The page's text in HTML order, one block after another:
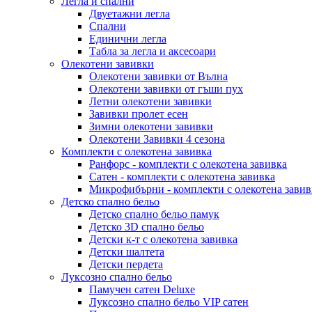
Двуетажни легла
Спални
Единични легла
Табла за легла и аксесоари
Олекотени завивки
Олекотени завивки от Вълна
Олекотени завивки от гъши пух
Летни олекотени завивки
Завивки пролет есен
Зимни олекотени завивки
Олекотени Завивки 4 сезона
Комплекти с олекотена завивка
Ранфорс - комплекти с олекотена завивка
Сатен - комплекти с олекотена завивка
Микрофибърни - комплекти с олекотена
Детско спално бельо
Детско спално бельо памук
Детско 3D спално бельо
Детски к-т с олекотена завивка
Детски шалтета
Детски пердета
Луксозно спално бельо
Памучен сатен Deluxe
Луксозно спално бельо VIP сатен